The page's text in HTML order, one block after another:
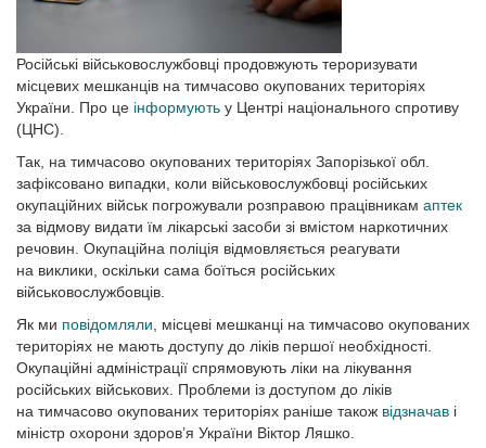
Російські військовослужбовці продовжують тероризувати
місцевих мешканців на тимчасово окупованих територіях
України. Про це інформують у Центрі національного спротиву
(ЦНС).
Так, на тимчасово окупованих територіях Запорізької обл.
зафіксовано випадки, коли військовослужбовці російських
окупаційних військ погрожували розправою працівникам аптек
за відмову видати їм лікарські засоби зі вмістом наркотичних
речовин. Окупаційна поліція відмовляється реагувати
на виклики, оскільки сама боїться російських
військовослужбовців.
Як ми повідомляли , місцеві мешканці на тимчасово окупованих
територіях не мають доступу до ліків першої необхідності.
Окупаційні адміністрації спрямовують ліки на лікування
російських військових. Проблеми із доступом до ліків
на тимчасово окупованих територіях раніше також відзначав і
міністр охорони здоров’я України Віктор Ляшко.